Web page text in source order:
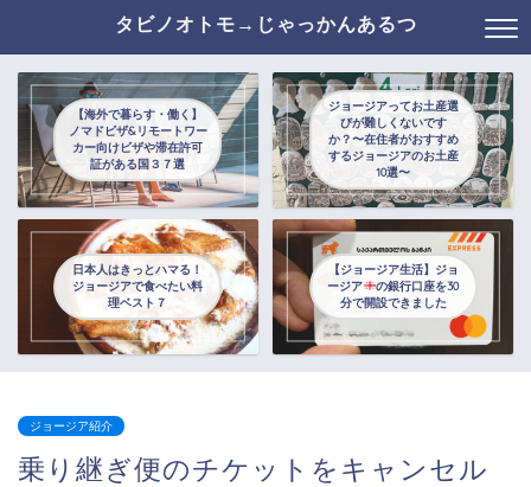
タビノオトモ→じゃっかんあるつ
【海外で暮らす・働く】
ノマドビザ&リモートワー
カー向けビザや滞在許可
証がある国３７選
ジョージアってお土産選
びが難しくないです
か？〜在住者がおすすめ
するジョージアのお土産
10選〜
日本人はきっとハマる！
ジョージアで食べたい料
理ベスト７
【ジョージア生活】ジョ
ージア
の銀行口座を30
分で開設できました
ジョージア紹介
乗り継ぎ便のチケットをキャンセル